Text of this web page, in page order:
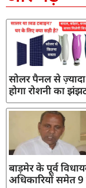
सोलर पैनल से
होगा रोशनी का
बाड़मेर के पूर्व
अधिकारियों समेत 9